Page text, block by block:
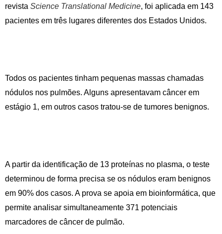
revista Science Translational Medicine, foi aplicada em 143
pacientes em três lugares diferentes dos Estados Unidos.
Todos os pacientes tinham pequenas massas chamadas
nódulos nos pulmões. Alguns apresentavam câncer em
estágio 1, em outros casos tratou-se de tumores benignos.
A partir da identificação de 13 proteínas no plasma, o teste
determinou de forma precisa se os nódulos eram benignos
em 90% dos casos. A prova se apoia em bioinformática, que
permite analisar simultaneamente 371 potenciais
marcadores de câncer de pulmão.